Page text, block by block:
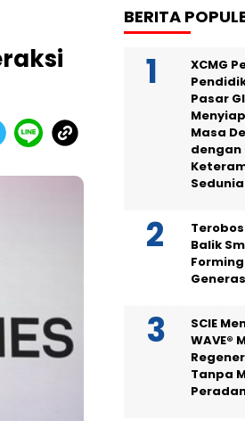
BERITA
XCMG
Pasar
Masa
dengan
Sedunia
Balik
SCIE
WAVE®
Tanpa